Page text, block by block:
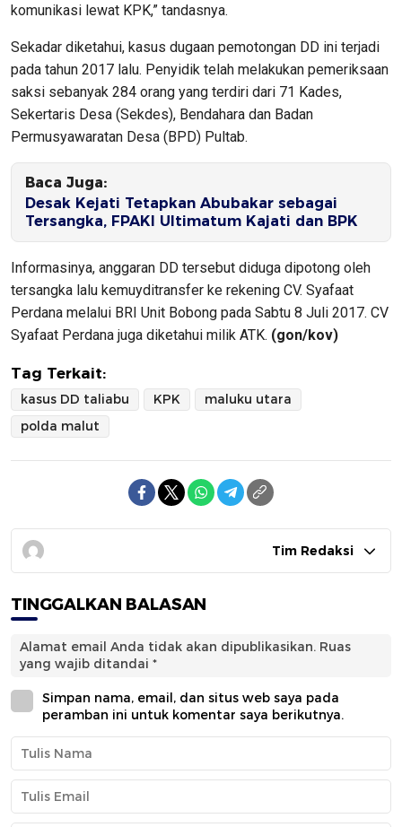
komunikasi lewat KPK,” tandasnya.
Sekadar diketahui, kasus dugaan pemotongan DD ini terjadi
pada tahun 2017 lalu. Penyidik telah melakukan pemeriksaan
saksi sebanyak 284 orang yang terdiri dari 71 Kades,
Sekertaris Desa (Sekdes), Bendahara dan Badan
Permusyawaratan Desa (BPD) Pultab.
Baca Juga:
Desak Kejati Tetapkan Abubakar sebagai
Tersangka, FPAKI Ultimatum Kajati dan BPK
Informasinya, anggaran DD tersebut diduga dipotong oleh
tersangka lalu kemuyditransfer ke rekening CV. Syafaat
Perdana melalui BRI Unit Bobong pada Sabtu 8 Juli 2017. CV
Syafaat Perdana juga diketahui milik ATK. (gon/kov)
Tag Terkait:
kasus DD taliabu KPK
maluku utara
polda malut
Tim Redaksi
TINGGALKAN BALASAN
Alamat email Anda tidak akan dipublikasikan. Ruas
yang wajib ditandai *
Simpan nama, email, dan situs web saya pada
peramban ini untuk komentar saya berikutnya.